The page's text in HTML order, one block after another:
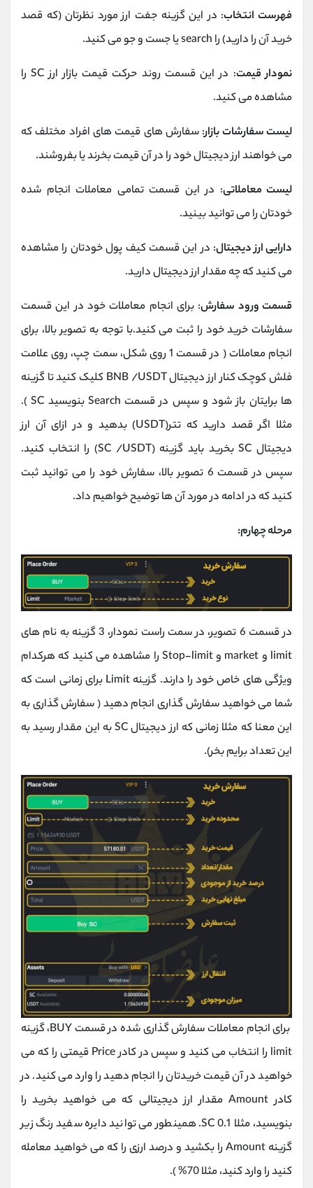
فهرست انتخاب: در این گزینه جفت ارز مورد نظرتان (که قصد
خرید آن را دارید) را search یا جست و جو می کنید.
نمودار قیمت
: در این قسمت روند حرکت قیمت بازار ارز SC را
مشاهده می کنید.
لیست سفارشات بازار: سفارش های قیمت های افراد مختلف که
می خواهند ارز دیجیتال خود را در آن قیمت بخرند یا بفروشند.
لیست معاملاتی: در این قسمت تمامی معاملات انجام شده
خودتان را می توانید بینید.
دارایی ارز دیجیتال: در این قسمت کیف پول خودتان را مشاهده
می کنید که چه مقدار ارز دیجیتال دارید.
قسمت ورود سفارش: برای انجام معاملات خود در این قسمت
سفارشات خرید خود را ثبت می کنید.با توجه به تصویر بالا، برای
انجام معاملات ( در قسمت 1 روی شکل، سمت چپ، روی علامت
فلش کوچک کنار ارز دیجیتال BNB /USDT کلیک کنید تا گزینه
ها برایتان باز شود و سپس در قسمت Search بنویسید SC ).
مثلا اگر قصد دارید که تتر(USDT) بدهید و در ازای آن ارز
دیجیتال SC بخرید باید گزینه (SC /USDT) را انتخاب کنید.
سپس در قسمت 6 تصویر بالا، سفارش خود را می توانید ثبت
کنید که در ادامه در مورد آن ها توضیح خواهیم داد.
مرحله چهارم:
در قسمت 6 تصویر، در سمت راست نمودار، 3 گزینه به نام های
limit و market و Stop-limit را مشاهده می کنید که هرکدام
ویژگی های خاص خود را دارند. گزینه Limit برای زمانی است که
شما می خواهید سفارش گذاری انجام دهید ( سفارش گذاری به
این معنا که مثلا زمانی که ارز دیجیتال SC به این مقدار رسید به
این تعداد برایم بخر).
برای انجام معاملات سفارش گذاری شده در قسمت BUY، گزینه
limit را انتخاب می کنید و سپس در کادر Price قیمتی را که می
خواهید در آن قیمت خریدتان را انجام دهید را وارد می کنید. در
کادر Amount مقدار ارز دیجیتالی که می خواهید بخرید را
بنویسید، مثلا 0.1 SC. همینطور می توانید دایره سفید رنگ زیر
گزینه Amount را بکشید و درصد ارزی را که می خواهید معامله
کنید را وارد کنید، مثلا 70% ).